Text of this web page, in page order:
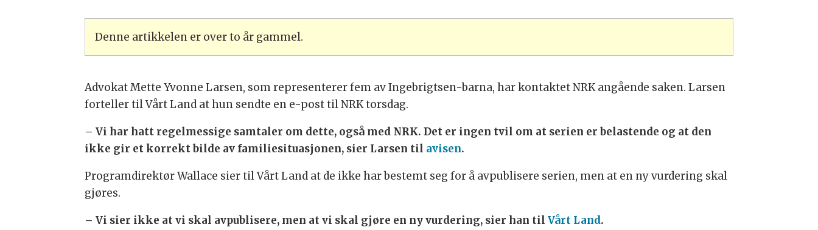
Denne artikkelen er over to år gammel.
Advokat Mette Yvonne Larsen, som representerer fem av Ingebrigtsen-barna, har kontaktet NRK angående saken. Larsen
forteller til Vårt Land at hun sendte en e-post til NRK torsdag.
– Vi har hatt regelmessige samtaler om dette, også med NRK. Det er ingen tvil om at serien er belastende og at den
ikke gir et korrekt bilde av familiesituasjonen, sier Larsen til avisen.
Programdirektør Wallace sier til Vårt Land at de ikke har bestemt seg for å avpublisere serien, men at en ny vurdering skal
gjøres.
– Vi sier ikke at vi skal avpublisere, men at vi skal gjøre en ny vurdering, sier han tilVårt Land.